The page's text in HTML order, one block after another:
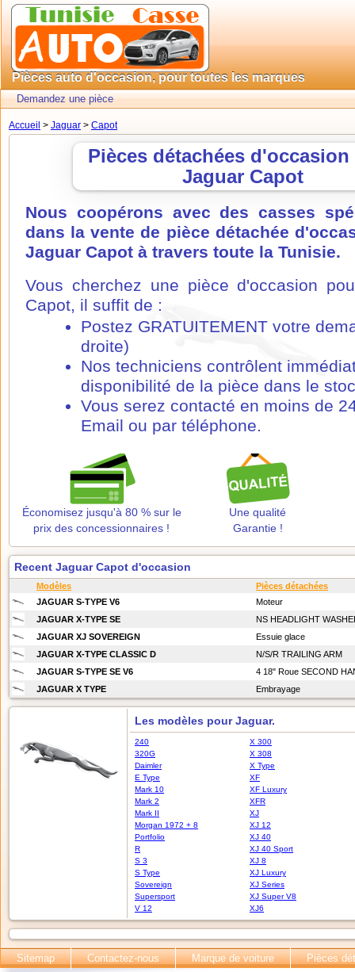
Pièces auto d'occasion, pour toutes les marques
Demandez une pièce
Accueil > Jaguar > Capot
Pièces détachées
Jaguar Capot
Nous coopérons avec des casses
dans la vente de pièce détachée
Jaguar Capot à travers toute la Tunisie.
Vous cherchez une pièce d'occasion
Capot, il suffit de :
Postez GRATUITEMENT votre
droite)
Nos techniciens contrôlent
disponibilité de la pièce dans le
Vous serez contacté en moins de
Email ou par téléphone.
Économisez jusqu'à 80 % sur le
prix des concessionnaires !
Une qualité
Garantie !
Recent Jaguar Capot d'occasion
Modèles
Pièces détachées
JAGUAR S-TYPE V6
Moteur
JAGUAR X-TYPE SE
NS HEADLIGHT
JAGUAR XJ SOVEREIGN
Essuie glace
JAGUAR X-TYPE CLASSIC D
N/S/R TRAILING ARM
JAGUAR S-TYPE SE V6
4 18" Roue SECOND
JAGUAR X TYPE
Embrayage
Les modèles pour Jaguar.
240
320G
Daimler
E Type
Mark 10
Mark 2
Mark II
Morgan 1972 + 8
Portfolio
R
S 3
S Type
Sovereign
Supersport
V 12
X 300
X 308
X Type
XF
XF Luxury
XFR
XJ
XJ 12
XJ 40
XJ 40 Sport
XJ 8
XJ Luxury
XJ Series
XJ Super V8
XJ6
Sitemap Contactez-nous Marque de voiture Pièces